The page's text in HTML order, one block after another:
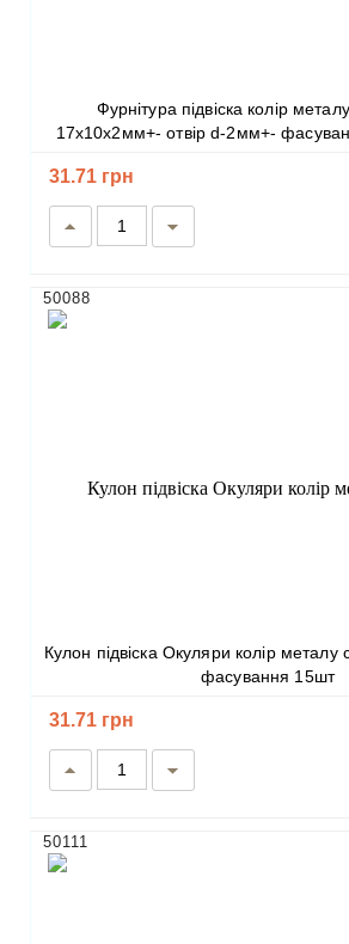
Фурнітура підвіска колір металу золото р-р
17х10х2мм+- отвір d-2мм+-
31.71 грн
Кулон підвіска Окуляри колір металу срібло d-23х9мм+-
фасування 15шт
50088
31.71 грн
50111